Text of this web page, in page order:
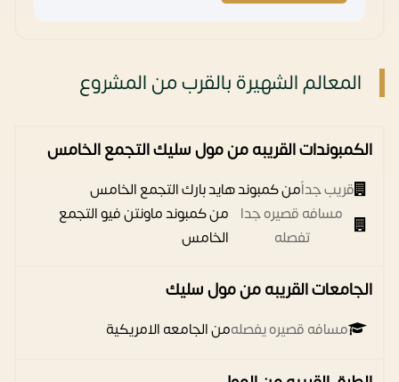
المعالم الشهيرة بالقرب من المشروع
الكمبوندات القريبه من مول سليك التجمع الخامس
قريب جداًمن كمبوند هايد بارك التجمع الخامس
مسافه قصيره جدا
تفصله
من كمبوند ماونتن فيو التجمع
الخامس
الجامعات القريبه من مول سليك
مسافه قصيره يفصلهمن الجامعه الامريكية